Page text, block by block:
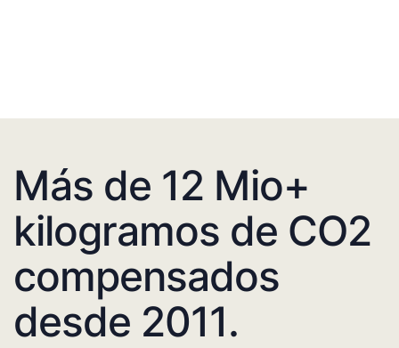
Más de 12 Mio+
kilogramos de CO2
compensados
desde 2011.